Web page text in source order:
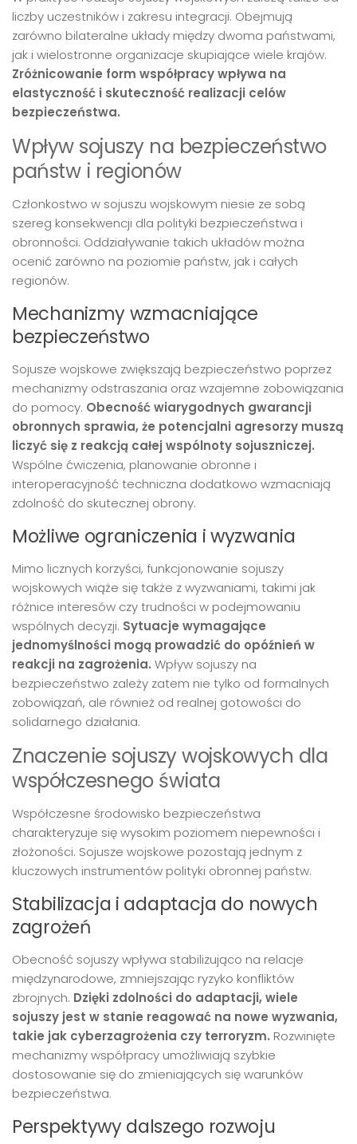
liczby uczestników i zakresu integracji. Obejmują
zarówno bilateralne układy między dwoma państwami,
jak i wielostronne organizacje skupiające wiele krajów.
Zróżnicowanie form współpracy wpływa na
elastyczność i skuteczność realizacji celów
bezpieczeństwa.
Wpływ sojuszy na bezpieczeństwo
państw i regionów
Członkostwo w sojuszu wojskowym niesie ze sobą
szereg konsekwencji dla polityki bezpieczeństwa i
obronności. Oddziaływanie takich układów można
ocenić zarówno na poziomie państw, jak i całych
regionów.
Mechanizmy wzmacniające
bezpieczeństwo
Sojusze wojskowe zwiększają bezpieczeństwo poprzez
mechanizmy odstraszania oraz wzajemne zobowiązania
do pomocy. Obecność wiarygodnych gwarancji
obronnych sprawia, że potencjalni agresorzy muszą
liczyć się z reakcją całej wspólnoty sojuszniczej.
Wspólne ćwiczenia, planowanie obronne i
interoperacyjność techniczna dodatkowo wzmacniają
zdolność do skutecznej obrony.
Możliwe ograniczenia i wyzwania
Mimo licznych korzyści, funkcjonowanie sojuszy
wojskowych wiąże się także z wyzwaniami, takimi jak
różnice interesów czy trudności w podejmowaniu
wspólnych decyzji. Sytuacje wymagające
jednomyślności mogą prowadzić do opóźnień w
reakcji na zagrożenia. Wpływ sojuszy na
bezpieczeństwo zależy zatem nie tylko od formalnych
zobowiązań, ale również od realnej gotowości do
solidarnego działania.
Znaczenie sojuszy wojskowych dla
współczesnego świata
Współczesne środowisko bezpieczeństwa
charakteryzuje się wysokim poziomem niepewności i
złożoności. Sojusze wojskowe pozostają jednym z
kluczowych instrumentów polityki obronnej państw.
Stabilizacja i adaptacja do nowych
zagrożeń
Obecność sojuszy wpływa stabilizująco na relacje
międzynarodowe, zmniejszając ryzyko konfliktów
zbrojnych. Dzięki zdolności do adaptacji, wiele
sojuszy jest w stanie reagować na nowe wyzwania,
takie jak cyberzagrożenia czy terroryzm. Rozwinięte
mechanizmy współpracy umożliwiają szybkie
dostosowanie się do zmieniających się warunków
bezpieczeństwa.
Perspektywy dalszego rozwoju